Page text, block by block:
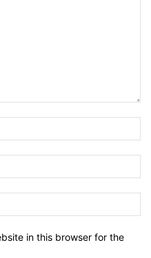
in this browser for the